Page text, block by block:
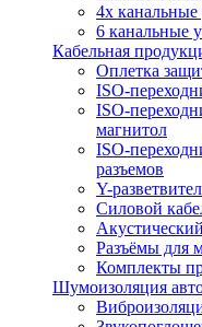
4х канальные
6 канальные
Кабельная
Оплетка
ISO-
ISO-
магнитол
ISO-
разъемов
Y-
Силовой
Разъёмы для
Комплекты
Шумоизоляция